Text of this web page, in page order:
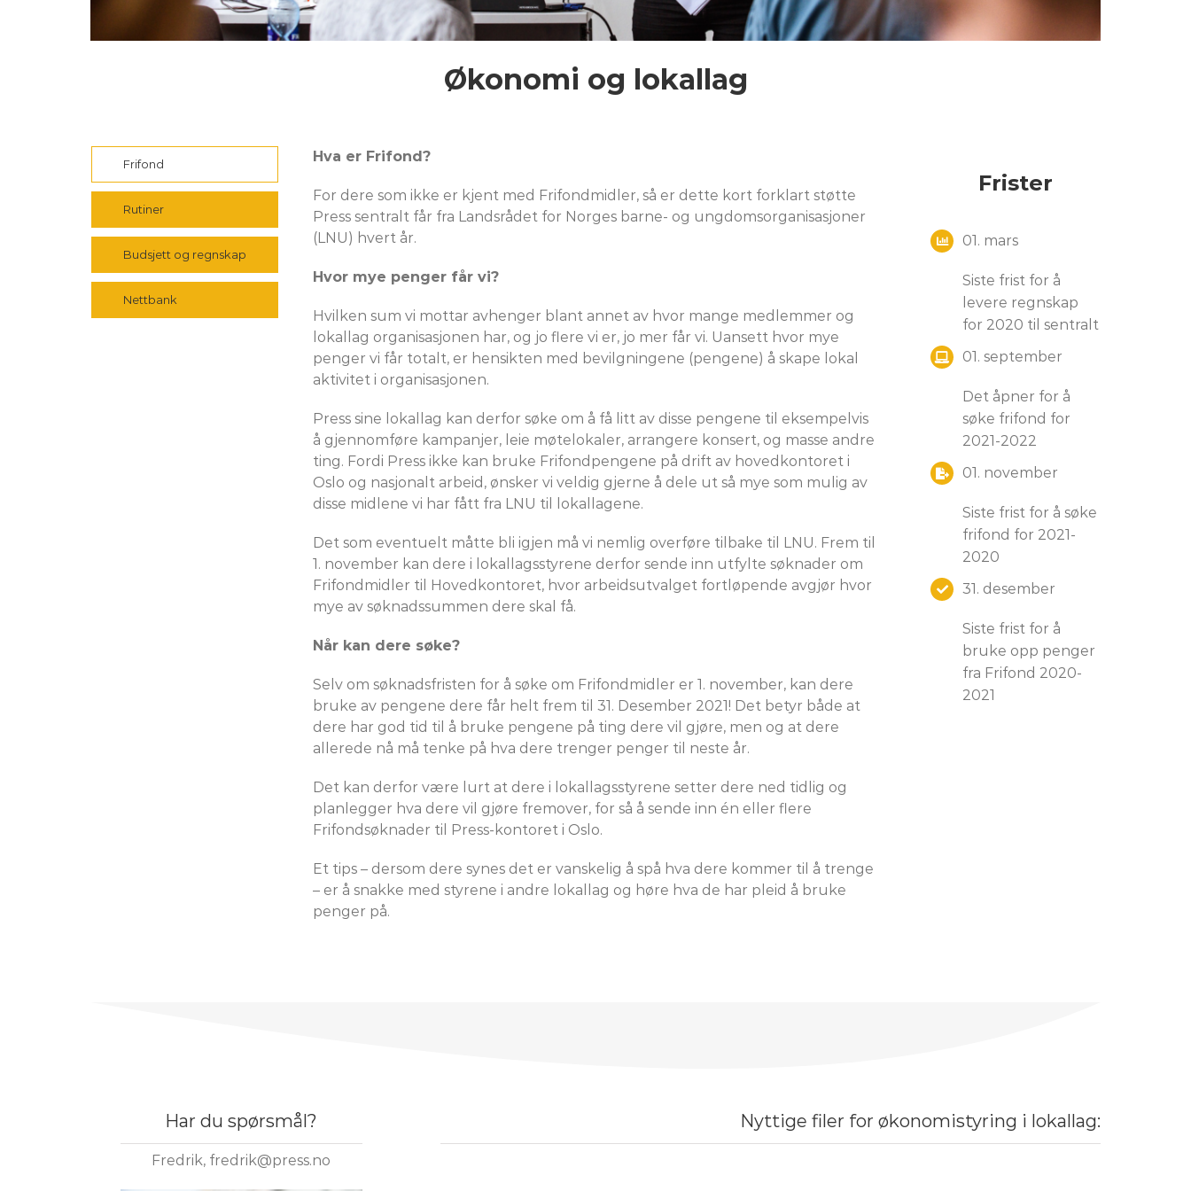
Økonomi og lokallag
Frifond
Rutiner
Budsjett og regnskap
Nettbank
Hva er Frifond?
For dere som ikke er kjent med Frifondmidler, så er dette kort forklart støtte
Press sentralt får fra Landsrådet for Norges barne- og ungdomsorganisasjoner
(LNU) hvert år.
Hvor mye penger får vi?
Hvilken sum vi mottar avhenger blant annet av hvor mange medlemmer og
lokallag organisasjonen har, og jo flere vi er, jo mer får vi. Uansett hvor mye
penger vi får totalt, er hensikten med bevilgningene (pengene) å skape lokal
aktivitet i organisasjonen.
Press sine lokallag kan derfor søke om å få litt av disse pengene til eksempelvis
å gjennomføre kampanjer, leie møtelokaler, arrangere konsert, og masse andre
ting. Fordi Press ikke kan bruke Frifondpengene på drift av hovedkontoret i
Oslo og nasjonalt arbeid, ønsker vi veldig gjerne å dele ut så mye som mulig av
disse midlene vi har fått fra LNU til lokallagene.
Det som eventuelt måtte bli igjen må vi nemlig overføre tilbake til LNU. Frem til
1. november kan dere i lokallagsstyrene derfor sende inn utfylte søknader om
Frifondmidler til Hovedkontoret, hvor arbeidsutvalget fortløpende avgjør hvor
mye av søknadssummen dere skal få.
Når kan dere søke?
Selv om søknadsfristen for å søke om Frifondmidler er 1. november, kan dere
bruke av pengene dere får helt frem til 31. Desember 2021! Det betyr både at
dere har god tid til å bruke pengene på ting dere vil gjøre, men og at dere
allerede nå må tenke på hva dere trenger penger til neste år.
Det kan derfor være lurt at dere i lokallagsstyrene setter dere ned tidlig og
planlegger hva dere vil gjøre fremover, for så å sende inn én eller flere
Frifondsøknader til Press-kontoret i Oslo.
Et tips – dersom dere synes det er vanskelig å spå hva dere kommer til å trenge
– er å snakke med styrene i andre lokallag og høre hva de har pleid å bruke
penger på.
Frister
01. mars
Siste frist for å
levere regnskap
for 2020 til sentralt
01. september
Det åpner for å
søke frifond for
2021-2022
01. november
Siste frist for å søke
frifond for 2021-
2020
31. desember
Siste frist for å
bruke opp penger
fra Frifond 2020-
2021
Har du spørsmål?
Fredrik, fredrik@press.no
Nyttige filer for økonomistyring i lokallag: